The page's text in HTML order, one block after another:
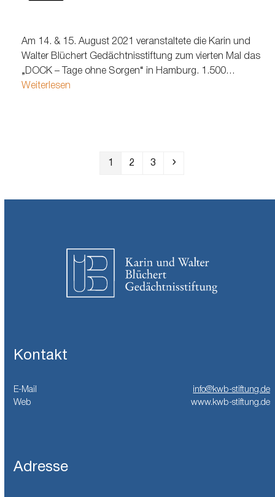
Am 14. & 15. August 2021 veranstaltete die Karin und
Walter Blüchert Gedächtnisstiftung zum vierten Mal das
„DOCK – Tage ohne Sorgen“ in Hamburg. 1.500
Wohnungslose und bedürftige Menschen besuchten das
Weiterlesen
Seite
1 Seite
2 Seite
3 Weiter
Kontakt
E-Mail
info@kwb-stiftung.de
Web
www.kwb-stiftung.de
Adresse